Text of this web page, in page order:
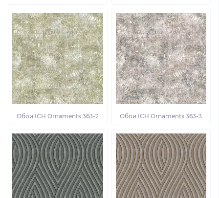
Обои ІСН Ornaments 363-2 Обои ІСН Ornaments 363-3